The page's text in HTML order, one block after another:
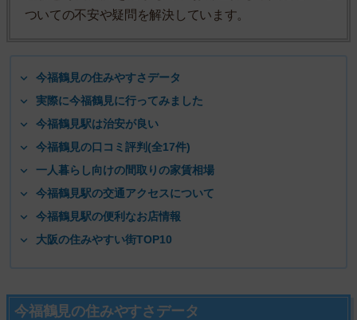
ついての不安や疑問を解決しています。
今福鶴見の住みやすさデータ
実際に今福鶴見に行ってみました
今福鶴見駅は治安が良い
今福鶴見の口コミ評判(全17件)
一人暮らし向けの間取りの家賃相場
今福鶴見駅の交通アクセスについて
今福鶴見駅の便利なお店情報
大阪の住みやすい街TOP10
今福鶴見の住みやすさデータ